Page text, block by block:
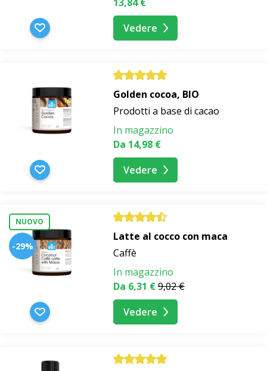
Vedere
Golden cocoa, BIO
Prodotti a base di cacao
In magazzino
Da 14,98 €
Vedere
NUOVO
-29%
Latte al cocco con maca
Caffè
In magazzino
Da 6,31 €9,02 €
Vedere